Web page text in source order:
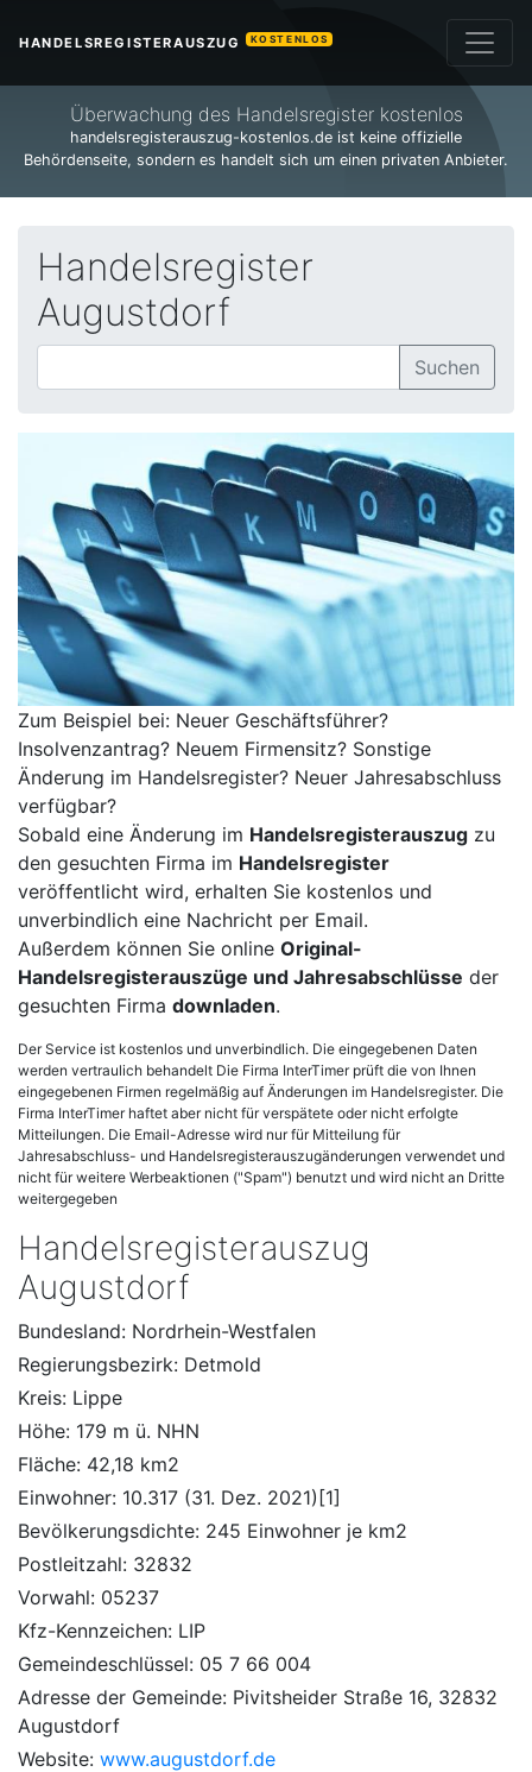
HANDELSREGISTERAUSZUG KOSTENLOS
Überwachung des Handelsregister kostenlos
handelsregisterauszug-kostenlos.de ist keine offizielle
Behördenseite, sondern es handelt sich um einen privaten Anbieter.
Handelsregister
Augustdorf
Suchen
Zum Beispiel bei: Neuer Geschäftsführer?
Insolvenzantrag? Neuem Firmensitz? Sonstige
Änderung im Handelsregister? Neuer Jahresabschluss
verfügbar?
Sobald eine Änderung im Handelsregisterauszug zu
den gesuchten Firma im Handelsregister
veröffentlicht wird, erhalten Sie kostenlos und
unverbindlich eine Nachricht per Email.
Außerdem können Sie online Original-
Handelsregisterauszüge und Jahresabschlüsse der
gesuchten Firma downladen.
Der Service ist kostenlos und unverbindlich. Die eingegebenen Daten
werden vertraulich behandelt Die Firma InterTimer prüft die von Ihnen
eingegebenen Firmen regelmäßig auf Änderungen im Handelsregister. Die
Firma InterTimer haftet aber nicht für verspätete oder nicht erfolgte
Mitteilungen. Die Email-Adresse wird nur für Mitteilung für
Jahresabschluss- und Handelsregisterauszugänderungen verwendet und
nicht für weitere Werbeaktionen ("Spam") benutzt und wird nicht an Dritte
weitergegeben
Handelsregisterauszug
Augustdorf
Bundesland: Nordrhein-Westfalen
Regierungsbezirk: Detmold
Kreis: Lippe
Höhe: 179 m ü. NHN
Fläche: 42,18 km2
Einwohner: 10.317 (31. Dez. 2021)[1]
Bevölkerungsdichte: 245 Einwohner je km2
Postleitzahl: 32832
Vorwahl: 05237
Kfz-Kennzeichen: LIP
Gemeindeschlüssel: 05 7 66 004
Adresse der Gemeinde: Pivitsheider Straße 16, 32832
Augustdorf
Website: www.augustdorf.de